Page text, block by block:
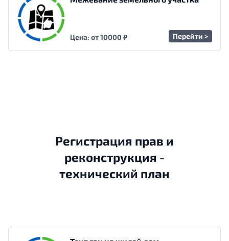
Цена: от 10000 ₽ Перейти >
Регистрация прав и
реконструкция -
технический план